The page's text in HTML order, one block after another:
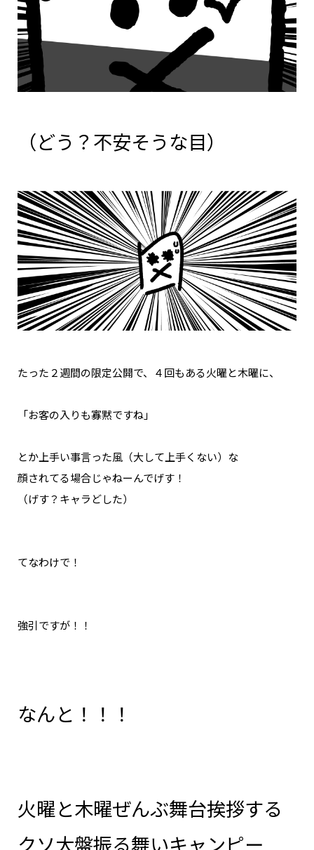
（どう？不安そうな目）
たった２週間の限定公開で、４回もある火曜と木曜に、
「お客の入りも寡黙ですね」
とか上手い事言った風（大して上手くない）な
顔されてる場合じゃねーんでげす！
（げす？キャラどした）
てなわけで！
強引ですが！！
なんと！！！
火曜と木曜ぜんぶ舞台挨拶する
クソ大盤振る舞いキャンピー